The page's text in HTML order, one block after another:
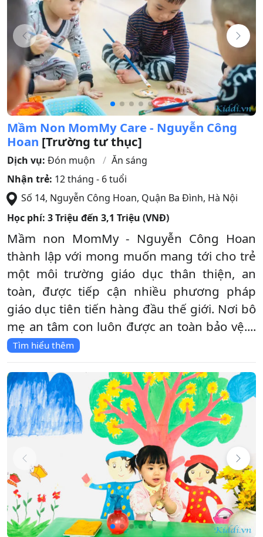
Mầm Non MomMy Care - Nguyễn Công
Hoan [Trường tư thục]
Dịch vụ: Đón muộn
Ăn sáng
Nhận trẻ: 12 tháng - 6 tuổi
Số 14, Nguyễn Công Hoan, Quận Ba Đình, Hà Nội
Học phí: 3 Triệu đến 3,1 Triệu (VNĐ)
Mầm non MomMy - Nguyễn Công Hoan
thành lập với mong muốn mang tới cho trẻ
một môi trường giáo dục thân thiện, an
toàn, được tiếp cận nhiều phương pháp
giáo dục tiên tiến hàng đầu thế giới. Nơi bô
mẹ an tâm con luôn được an toàn bảo vệ....
Tìm hiểu thêm